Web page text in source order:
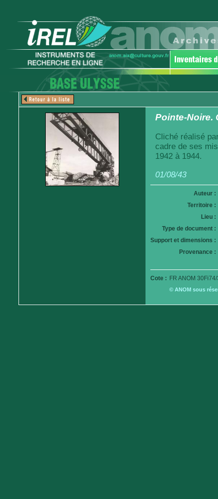
Pointe-Noire.
Cliché réalisé
cadre de ses
1942 à 1944.
01/08/43
Auteur :
Territoire :
Lieu :
Type de document :
Support et dimensions :
Provenance :
Cote : FR ANOM
© ANOM sous